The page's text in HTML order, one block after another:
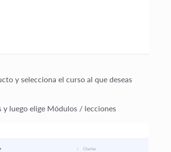
y selecciona el curso al que deseas
y luego elige Módulos / lecciones